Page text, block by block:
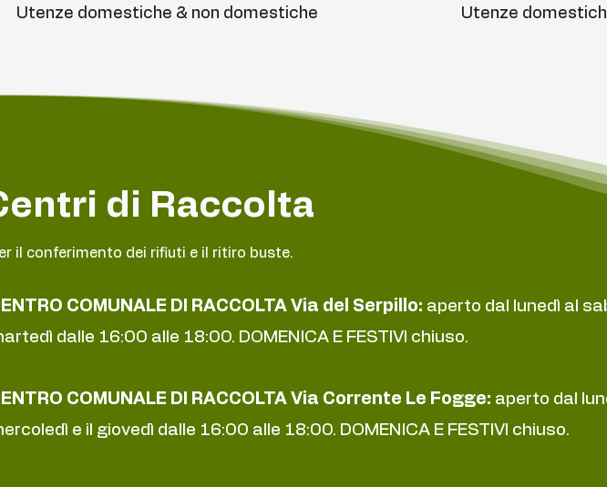
Utenze domestiche & non domestiche Utenze
di Raccolta
il conferimento dei rifiuti e il ritiro buste.
COMUNALE DI RACCOLTA Via del Serpillo: aperto dal lunedì al
dalle 16:00 alle 18:00. DOMENICA E FESTIVI chiuso.
COMUNALE DI RACCOLTA Via Corrente Le Fogge: aperto dal
e il giovedì dalle 16:00 alle 18:00. DOMENICA E FESTIVI chiuso.